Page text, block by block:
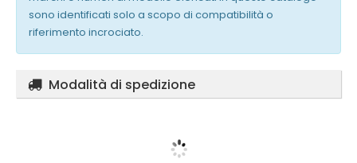
sono identificati solo a scopo di compatibilità o
riferimento incrociato.
Modalità di spedizione